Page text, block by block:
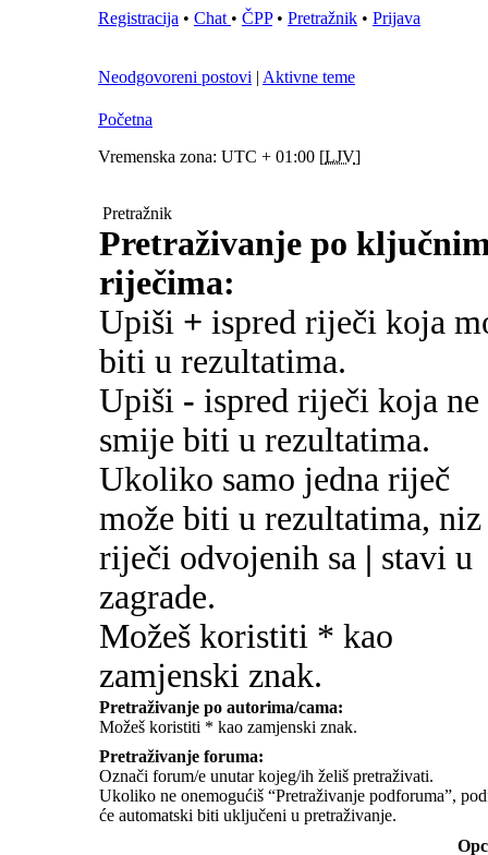
Registracija • Chat • ČPP• Pretražnik • Prijava
Neodgovoreni postovi | Aktivne teme
Početna
Vremenska zona: UTC + 01:00 [LJV]
Pretražnik
Pretraživanje po
riječima:
Upiši + ispred riječi koja
biti u rezultatima.
Upiši - ispred riječi koja ne
smije biti u rezultatima.
Ukoliko samo jedna riječ
može biti u rezultatima, niz
riječi odvojenih sa | stavi u
zagrade.
Možeš koristiti * kao
zamjenski znak.
Pretraživanje po autorima/cama:
Možeš koristiti * kao zamjenski znak.
Pretraživanje foruma:
Označi forum/e unutar kojeg/ih želiš pretraživati.
Ukoliko ne onemogućiš “Pretraživanje podforuma”,
će automatski biti uključeni u pretraživanje.